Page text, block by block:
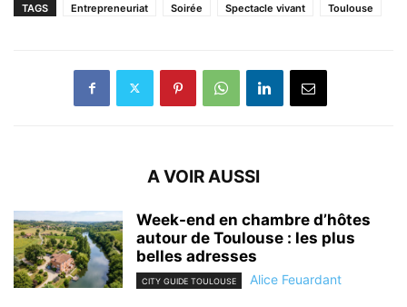
TAGS Entrepreneuriat Soirée Spectacle vivant Toulouse
A VOIR AUSSI
Week-end en chambre d’hôtes
autour de Toulouse : les plus
belles adresses
CITY GUIDE TOULOUSE Alice Feuardant